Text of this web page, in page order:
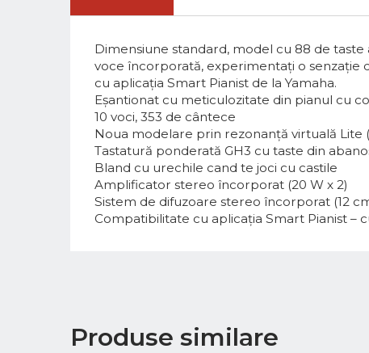
Dimensiune standard, model cu 88 de
voce încorporată, experimentați o senzație
cu aplicația Smart Pianist de la Yamaha.
Eșantionat cu meticulozitate din pianul cu
10 voci, 353 de cântece
Noua modelare prin rezonanță virtuală Lite
Tastatură ponderată GH3 cu taste din
Bland cu urechile cand te joci cu castile
Amplificator stereo încorporat (20 W x 2)
Sistem de difuzoare stereo încorporat (12
Compatibilitate cu aplicația Smart Pianist –
Produse similare